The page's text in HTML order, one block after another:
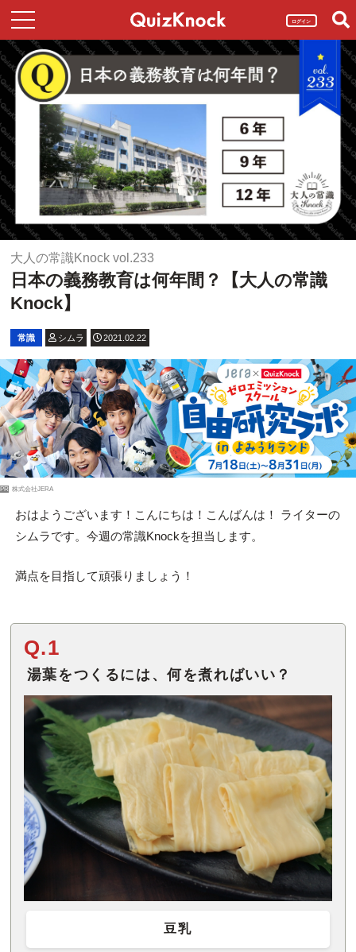
ログイン
大人の常識Knock vol.233
日本の義務教育は何年間？【大人の常識
Knock】
常識 シムラ 2021.02.22
PR 株式会社JERA
おはようございます！こんにちは！こんばんは！ ライターの
シムラです。今週の常識Knockを担当します。
満点を目指して頑張りましょう！
Q.1
湯葉をつくるには、何を煮ればいい？
豆乳